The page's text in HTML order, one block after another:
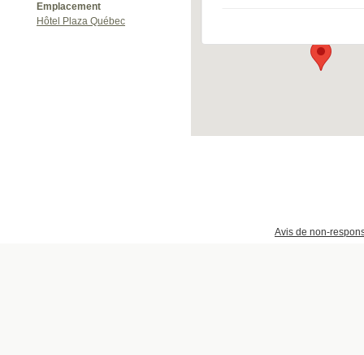
Emplacement
Hôtel Plaza Québec
Avis de non-